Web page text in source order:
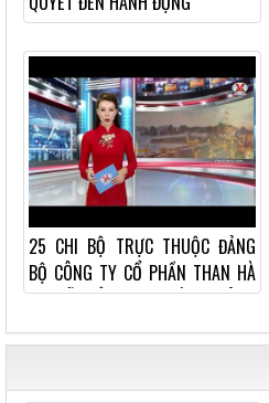
25 CHI BỘ TRỰC THUỘC ĐẢNG
BỘ CÔNG TY CỔ PHẦN THAN HÀ
TU ĐÃ TỔ CHỨC THÀNH CÔNG